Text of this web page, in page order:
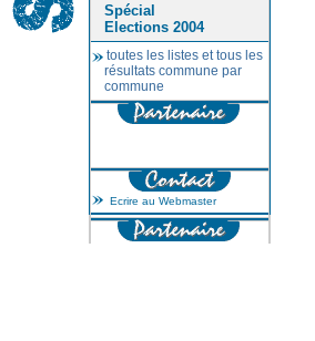
Spécial
Elections 2004
toutes les listes et tous les
résultats commune par
commune
Ecrire au Webmaster